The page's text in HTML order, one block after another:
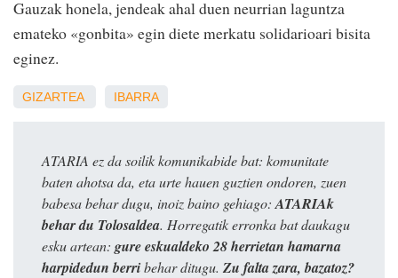
Gauzak honela, jendeak ahal duen neurrian laguntza
emateko «gonbita» egin diete merkatu solidarioari bisita
eginez.
GIZARTEA IBARRA
ATARIA ez da soilik komunikabide bat: komunitate
baten ahotsa da, eta urte hauen guztien ondoren, zuen
babesa behar dugu, inoiz baino gehiago: ATARIAk
behar du Tolosaldea. Horregatik erronka bat daukagu
esku artean: gure eskualdeko 28 herrietan hamarna
harpidedun berribehar ditugu. Zu falta zara, bazatoz?